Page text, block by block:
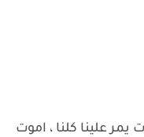
علينا كلنا ، اموت